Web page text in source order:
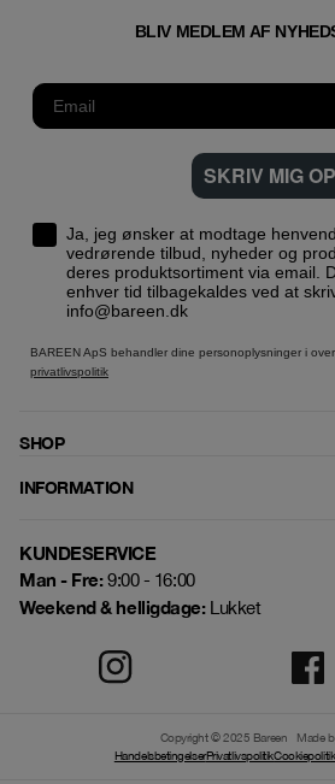
BLIV MEDLEM AF
SKRIV MIG OP
Ja, jeg ønsker at modtage
vedrørende tilbud, nyheder og
deres produktsortiment via email. Dit samtykke kan til
enhver tid tilbagekaldes ved at
info@bareen.dk
BAREEN ApS behandler dine personoplysninger i
privatlivspolitik
SHOP
INFORMATION
KUNDESERVICE
Man - Fre:9:00 - 16:00
Weekend & helligdage:Lukket
Copyright © 2025 Bareen
Made
HandelsbetingelserPrivatlivspolitikCookiepolitik